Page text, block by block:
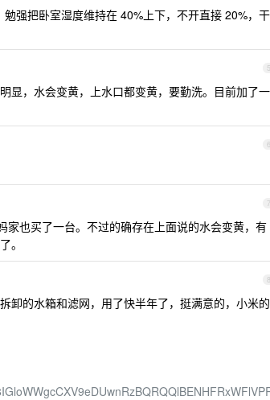
强把卧室湿度维持在 40%上下，不开直接 20%，干
5
显，水会变黄，上水口都变黄，要勤洗。目前加了一
6
7
也买了一台。不过的确存在上面说的水会变黄，有
。
8
卸的水箱和滤网，用了快半年了，挺满意的，小米的